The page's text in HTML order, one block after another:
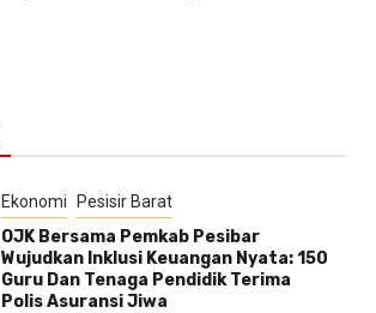
Ekonomi Pesisir Barat
OJK Bersama Pemkab Pesibar
Wujudkan Inklusi Keuangan Nyata: 150
Guru Dan Tenaga Pendidik Terima
Polis Asuransi Jiwa